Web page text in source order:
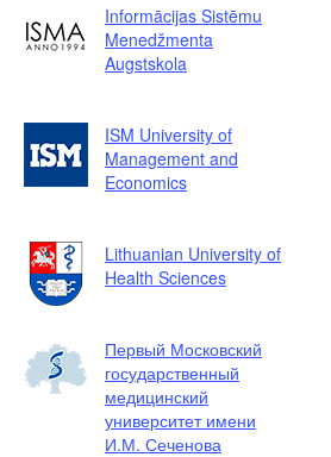
Informācijas Sistēmu
Menedžmenta
Augstskola
ISM University of
Management and
Economics
Lithuanian University of
Health Sciences
Первый Московский
государственный
медицинский
университет имени
И.М. Сеченова